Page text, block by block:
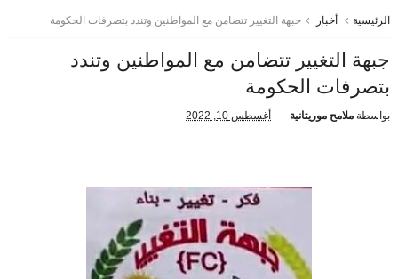
الرئيسية أخبار جبهة التغيير تتضامن مع المواطنين وتندد بتصرفات الحكومة
جبهة التغيير تتضامن مع المواطنين وتندد
بتصرفات الحكومة
بواسطة ملامح موريتانية أغسطس 10, 2022